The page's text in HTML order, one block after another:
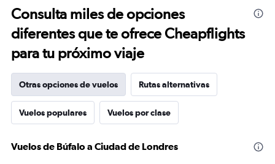
Consulta miles de opciones
diferentes que te ofrece Cheapflights
para tu próximo viaje
Otras opciones de vuelos Rutas alternativas
Vuelos populares Vuelos por clase
Vuelos de Búfalo a Ciudad de Londres